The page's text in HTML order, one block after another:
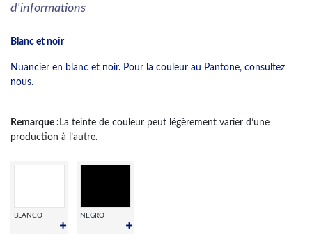
d'informations
Blanc et noir
Nuancier en blanc et noir. Pour la couleur au Pantone, consultez
nous.
Remarque : La teinte de couleur peut légèrement varier d’une
production à l’autre.
BLANCO NEGRO